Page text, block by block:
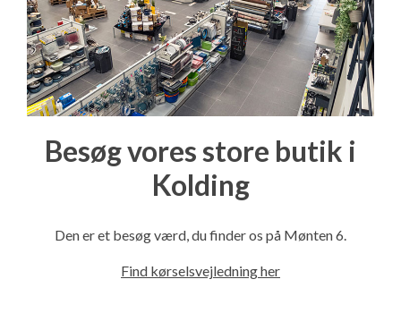
Besøg vores store butik i
Kolding
Den er et besøg værd, du finder os på Mønten 6.
Find kørselsvejledning her